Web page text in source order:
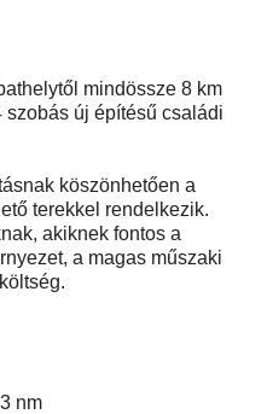
mindössze 8 km
új építésű családi
köszönhetően a
terekkel rendelkezik.
akiknek fontos a
a magas műszaki
nm